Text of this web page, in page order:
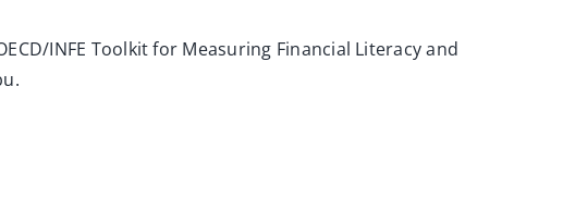
INFE Toolkit for Measuring Financial Literacy and